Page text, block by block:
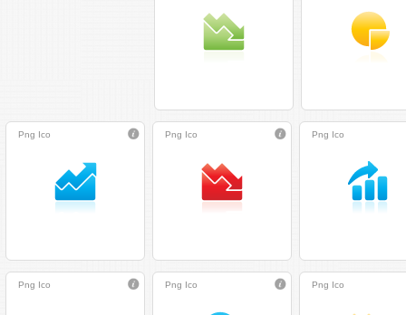
Png Ico Png Ico Png Ico
Png Ico Png Ico Png Ico